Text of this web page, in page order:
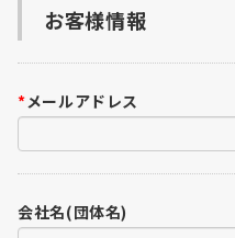
お客様情報
*メールアドレス
会社名(団体名)